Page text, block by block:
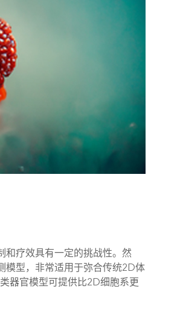
和疗效具有一定的挑战性。然
模型，非常适用于弥合传统2D体
器官模型可提供比2D细胞系更